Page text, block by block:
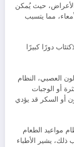
الأعراض، حيث يُمكن
مما يتسبب
دورًا كبيرًا
العصبي، النظام
أو الوجبات
أو السكر قد يؤدي
مواعيد الطعام
يشير الأطباء